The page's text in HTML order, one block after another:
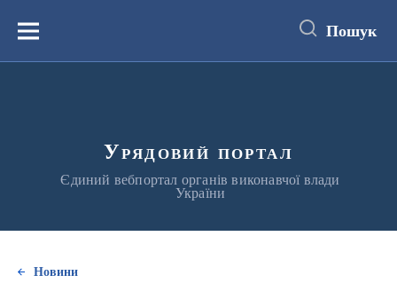
вмістуМеню Пошук
Урядовий портал
Єдиний вебпортал органів виконавчої влади
України
Новини